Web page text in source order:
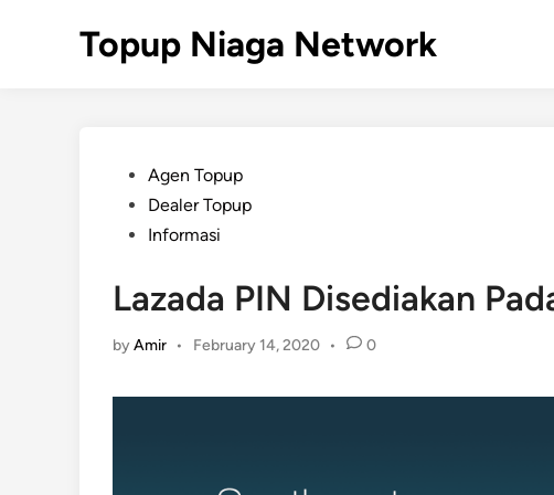
Topup Niaga Network
PostedAgen Topup
Dealer Topup
Informasi
Lazada PIN Disediakan
byAmir • February 14, 2020 • 0